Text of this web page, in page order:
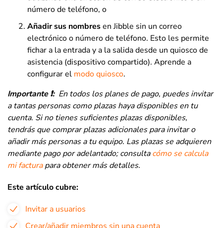
número de teléfono, o
Añadir sus nombresen Jibble sin un correo
electrónico o número de teléfono. Esto les permite
fichar a la entrada y a la salida desde un quiosco de
asistencia (dispositivo compartido). Aprende a
configurar el modo quiosco.
Importante ❗:En todos los planes de pago, puedes invitar
a tantas personas como plazas haya disponibles en tu
cuenta. Si no tienes suficientes plazas disponibles,
tendrás que comprar plazas adicionales para invitar o
añadir más personas a tu equipo. Las plazas se adquieren
mediante pago por adelantado; consultacómo se calcula
mi facturapara obtener más detalles.
Este artículo cubre:
Invitar a usuarios